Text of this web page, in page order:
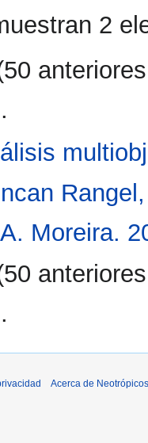
2
50 anteriores
Moreira.
50 anteriores
Acerca de Neotrópicos